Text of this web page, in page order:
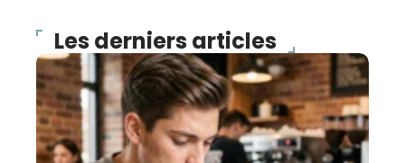
Les derniers articles